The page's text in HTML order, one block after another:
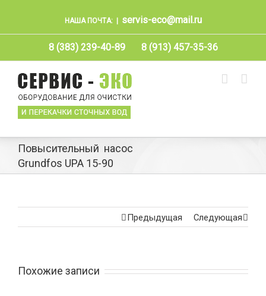
НАША ПОЧТА: servis-eco@mail.ru
8 (383) 239-40-89 8 (913) 457-35-36
Повысительный насос
Grundfos UPA 15-90
Предыдущая Следующая
Похожие записи